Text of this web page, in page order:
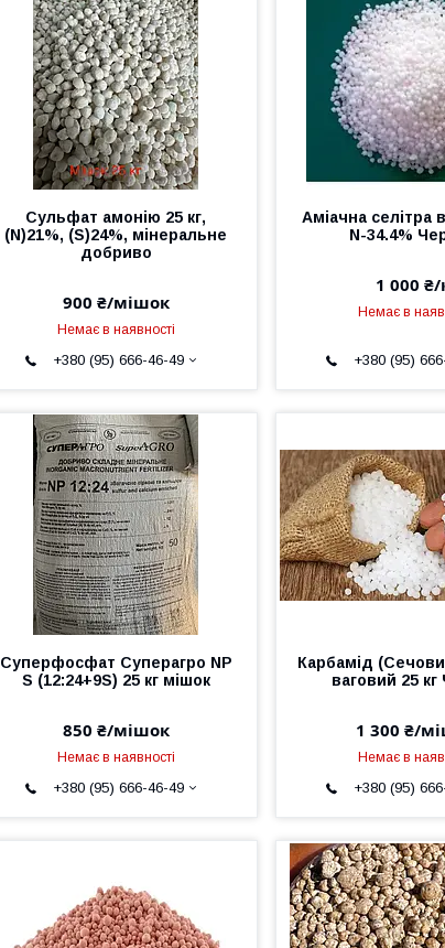
Сульфат амонію 25 кг,
(N)21%, (S)24%, мінеральне
добриво
900 ₴/мішок
Немає в наявності
+380 (95) 666-46-49
Аміачна селітра
N-34.4%
1 000 ₴/
Немає в
+380 (95)
Суперфосфат Суперагро NP
S (12:24+9S) 25 кг мішок
850 ₴/мішок
Немає в наявності
+380 (95) 666-46-49
Карбамід
ваговий 25 кг
1 300 ₴/
Немає в
+380 (95)